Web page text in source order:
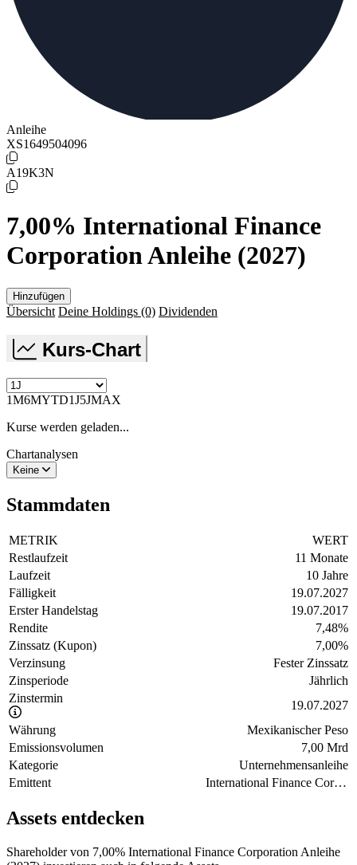
Anleihe
XS1649504096
A19K3N
7,00% International Finance
Corporation Anleihe (2027)
Hinzufügen
Übersicht Deine Holdings (0) Dividenden
Kurs-Chart
1M6MYTD1J5JMAX
Kurse werden geladen...
Chartanalysen
Keine
Stammdaten
METRIK
WERT
Restlaufzeit
11 Monate
Laufzeit
10 Jahre
Fälligkeit
19.07.2027
Erster Handelstag
19.07.2017
Rendite
7,48%
Zinssatz (Kupon)
7,00%
Verzinsung
Fester Zinssatz
Zinsperiode
Jährlich
Zinstermin
19.07.2027
Währung
Mexikanischer Peso
Emissionsvolumen
7,00 Mrd
Kategorie
Unternehmensanleihe
Emittent
International Finance Corporation
Assets entdecken
Shareholder von 7,00% International Finance Corporation Anleihe